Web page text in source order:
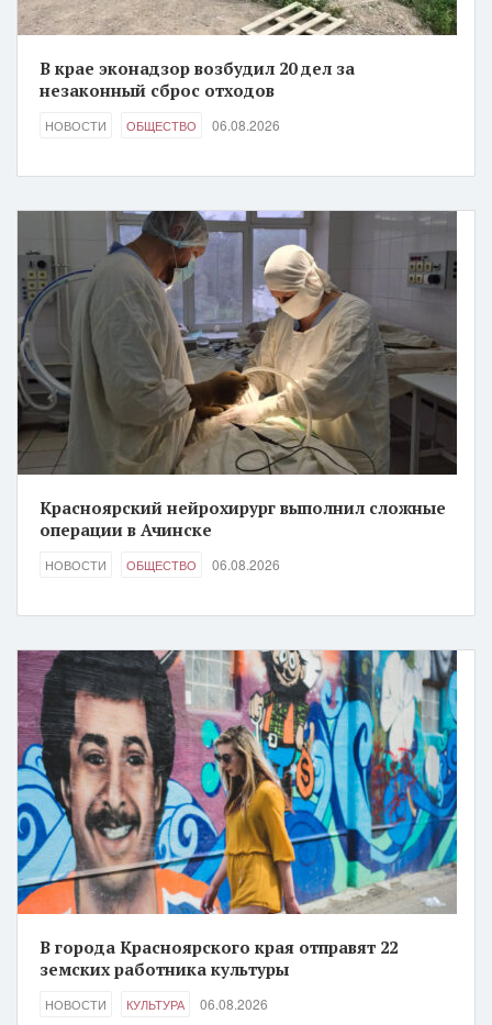
В крае эконадзор возбудил 20 дел за
незаконный сброс отходов
НОВОСТИ ОБЩЕСТВО 06.08.2026
Красноярский нейрохирург выполнил сложные
операции в Ачинске
НОВОСТИ ОБЩЕСТВО 06.08.2026
В города Красноярского края отправят 22
земских работника культуры
НОВОСТИ КУЛЬТУРА 06.08.2026